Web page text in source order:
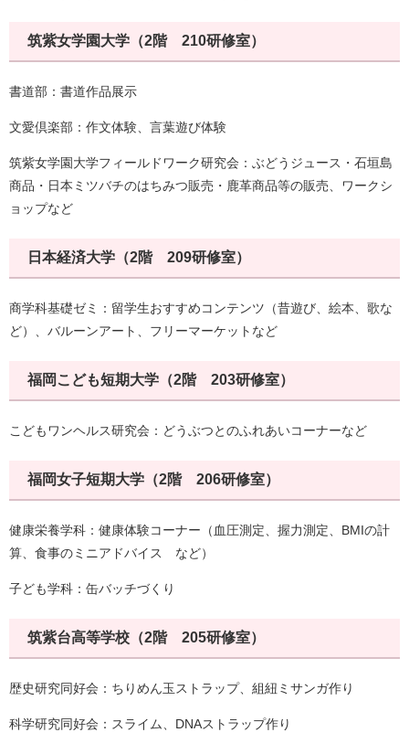
筑紫女学園大学（2階 210研修室）
書道部：書道作品展示
文愛倶楽部：作文体験、言葉遊び体験
筑紫女学園大学フィールドワーク研究会：ぶどうジュース・石垣島
商品・日本ミツバチのはちみつ販売・鹿革商品等の販売、ワークシ
ョップなど
日本経済大学（2階 209研修室）
商学科基礎ゼミ：留学生おすすめコンテンツ（昔遊び、絵本、歌な
ど）、バルーンアート、フリーマーケットなど
福岡こども短期大学（2階 203研修室）
こどもワンヘルス研究会：どうぶつとのふれあいコーナーなど
福岡女子短期大学（2階 206研修室）
健康栄養学科：健康体験コーナー（血圧測定、握力測定、BMIの計
算、食事のミニアドバイス など）
子ども学科：缶バッチづくり
筑紫台高等学校（2階 205研修室）
歴史研究同好会：ちりめん玉ストラップ、組紐ミサンガ作り
科学研究同好会：スライム、DNAストラップ作り